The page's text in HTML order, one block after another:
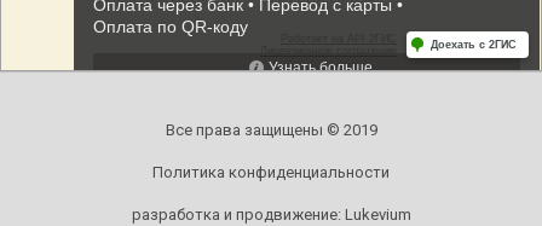
Все права защищены © 2019
Политика конфиденциальности
разработка и продвижение: Lukevium